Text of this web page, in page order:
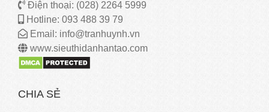
Điện thoại: (028) 2264 5999
Hotline: 093 488 39 79
Email: info@tranhuynh.vn
www.sieuthidanhantao.com
CHIA SẺ